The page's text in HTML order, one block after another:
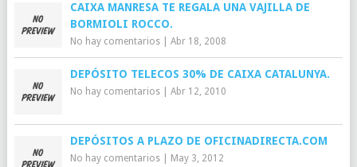
CAIXA MANRESA TE REGALA UNA VAJILLA DE
BORMIOLI ROCCO.
No hay comentarios| Abr 18, 2008
DEPÓSITO TELECOS 30% DE CAIXA CATALUNYA.
No hay comentarios| Abr 12, 2010
DEPÓSITOS A PLAZO DE OFICINADIRECTA.COM
No hay comentarios| May 3, 2012